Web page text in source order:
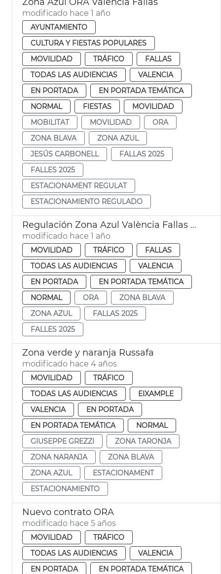
modificado hace 1 año
AYUNTAMIENTO
CULTURA Y FIESTAS POPULARES
MOVILIDAD
TRÁFICO
FALLAS
TODAS LAS AUDIENCIAS
VALENCIA
EN PORTADA
EN PORTADA TEMÁTICA
NORMAL
FIESTAS
MOVILIDAD
MOBILITAT
MOVILIDAD
ORA
ZONA BLAVA
ZONA AZUL
JESÚS CARBONELL
FALLAS 2025
FALLES 2025
ESTACIONAMENT REGULAT
ESTACIONAMIENTO REGULADO
Regulación Zona Azul València Fallas 2025
modificado hace 1 año
MOVILIDAD TRÁFICO
FALLAS
TODAS LAS AUDIENCIAS
VALENCIA
EN PORTADA
EN PORTADA TEMÁTICA
NORMAL
ORA
ZONA BLAVA
ZONA AZUL
FALLAS 2025
FALLES 2025
Zona verde y naranja Russafa
modificado hace 4 años
MOVILIDAD
TRÁFICO
TODAS LAS AUDIENCIAS
EIXAMPLE
VALENCIA
EN PORTADA
EN PORTADA TEMÁTICA
NORMAL
GIUSEPPE GREZZI
ZONA TARONJA
ZONA NARANJA
ZONA BLAVA
ZONA AZUL
ESTACIONAMENT
ESTACIONAMIENTO
Nuevo contrato ORA
modificado hace 5 años
MOVILIDAD
TRÁFICO
TODAS LAS AUDIENCIAS
VALENCIA
EN PORTADA
EN PORTADA TEMÁTICA